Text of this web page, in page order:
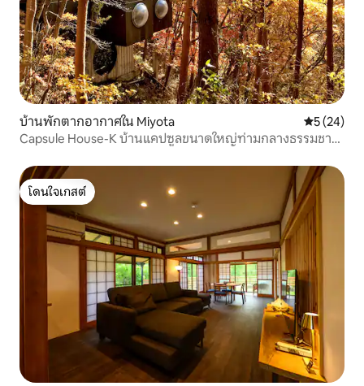
บ้านพักตากอากาศใน Miyota คะแนนเฉลี่
5 (24)
Capsule House-K บ้านแคปซูลขนาดใหญ่ท่ามกลางธรรมชาติ
โดนใจเกสต์
โดนใจเกสต์